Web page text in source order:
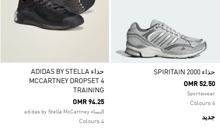
حذاء SPIRITAIN 2000
OMR 52.50
Sportswear
6 Colours
جديد
حذاء ADIDAS BY STELLA
MCCARTNEY DROPSET 4
TRAINING
OMR 94.25
النساء adidas by Stella McCartney
4 Colours